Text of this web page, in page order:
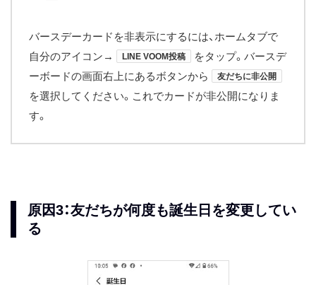
バースデーカードを非表示にするには、ホームタブで
自分のアイコン→
LINE VOOM投稿
をタップ。バースデ
ーボードの画面右上にある​​ボタンから
友だちに非公開
を選択してください。これでカードが非公開になりま
す。
原因3：友だちが何度も誕生日を変更してい
る